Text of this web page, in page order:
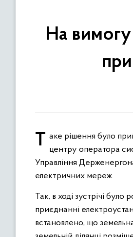
На
Таке рішення було прийнято під час розгляду звернень громадян на засіданні Інформаційно-консультативного центру оператора
Управління
електричних мереж.
Так, в ході зустрічі
приєднанні
встановлено, що